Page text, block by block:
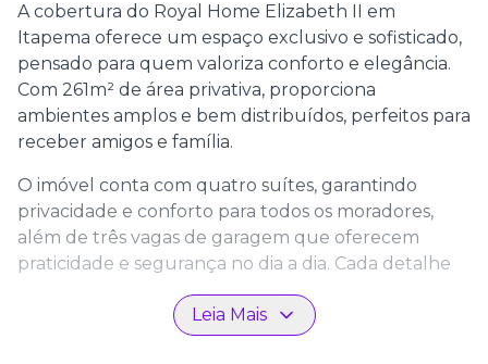
A cobertura do Royal Home Elizabeth II em
Itapema oferece um espaço exclusivo e sofisticado,
pensado para quem valoriza conforto e elegância.
Com 261m² de área privativa, proporciona
ambientes amplos e bem distribuídos, perfeitos para
receber amigos e família.
O imóvel conta com quatro suítes, garantindo
privacidade e conforto para todos os moradores,
além de três vagas de garagem que oferecem
praticidade e segurança no dia a dia. Cada detalhe
foi planejado com acabamento de alta qualidade,
unindo modernidade e funcionalidade.
Leia Mais